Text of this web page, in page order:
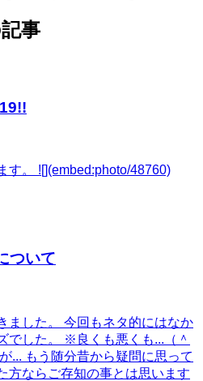
事
す。 ![](embed:photo/48760)
ついて
ました。 今回もネタ的にはなか
でした。 ※良くも悪くも...（＾
... もう随分昔から疑問に思って
方ならご存知の事とは思います